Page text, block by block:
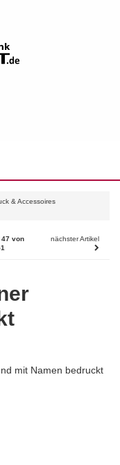
& Accessoires
von
nächster Artikel
mit Namen bedruckt